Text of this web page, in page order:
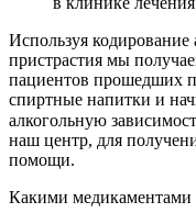
Используя кодирование
пристрастия мы
пациентов прошедших
спиртные напитки и
алкогольную
наш центр, для
помощи.
Какими медикаментами